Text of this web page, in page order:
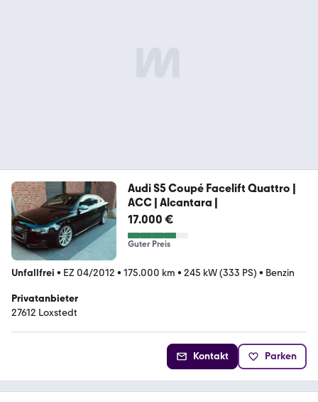
Audi S5 Coupé Facelift Quattro |
ACC | Alcantara |
17.000 €
Guter Preis
Unfallfrei • EZ 04/2012 • 175.000 km • 245 kW (333 PS) • Benzin
Privatanbieter
27612 Loxstedt
Kontakt Parken